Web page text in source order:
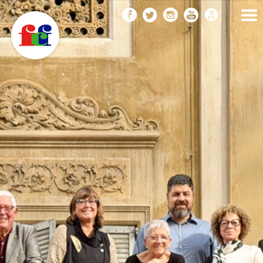
Vés
al
contingut
FEDERACIÓ CATALANA
DE FOTOGRAFIA
F
C
F